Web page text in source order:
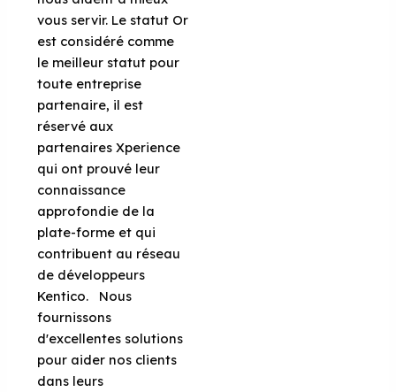
vous servir. Le statut Or
est considéré comme
le meilleur statut pour
toute entreprise
partenaire, il est
réservé aux
partenaires Xperience
qui ont prouvé leur
connaissance
approfondie de la
plate-forme et qui
contribuent au réseau
de développeurs
Kentico. Nous
fournissons
d'excellentes solutions
pour aider nos clients
dans leurs